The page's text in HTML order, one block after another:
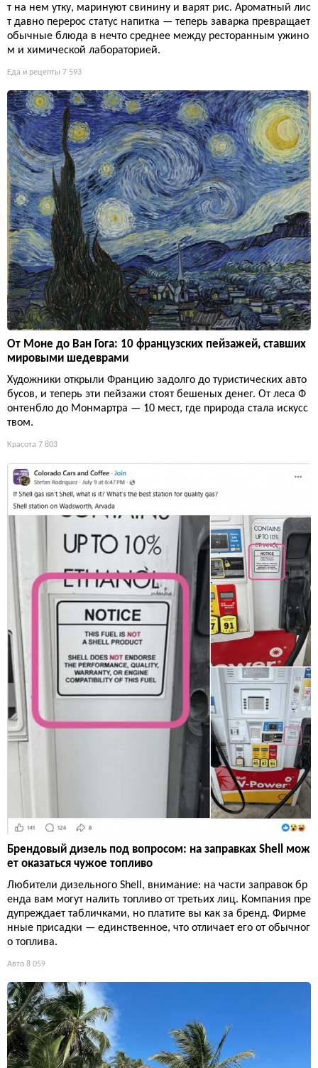
т на нем утку, маринуют свинину и варят рис. Ароматный лис
т давно перерос статус напитка — теперь заварка превращает
обычные блюда в нечто среднее между ресторанным ужино
м и химической лабораторией.
Еда и рецепты 7 593
От Моне до Ван Гога: 10 французских пейзажей, ставших
мировыми шедеврами
Художники открыли Францию задолго до туристических авто
бусов, и теперь эти пейзажи стоят бешеных денег. От леса Ф
онтенбло до Монмартра — 10 мест, где природа стала искусс
твом.
Красота 7 803
Брендовый дизель под вопросом: на заправках Shell мож
ет оказаться чужое топливо
Любители дизельного Shell, внимание: на части заправок бр
енда вам могут налить топливо от третьих лиц. Компания пре
дупреждает табличками, но платите вы как за бренд. Фирме
нные присадки — единственное, что отличает его от обычног
о топлива.
Авто 8 059